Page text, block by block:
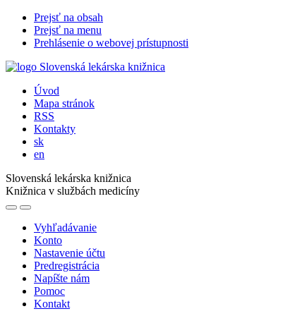
Prejsť na obsah
Prejsť na menu
Prehlásenie o webovej prístupnosti
Úvod
Mapa stránok
RSS
Kontakty
sk
en
Slovenská lekárska knižnica
Knižnica v službách medicíny
Vyhľadávanie
Konto
Nastavenie účtu
Predregistrácia
Napíšte nám
Pomoc
Kontakt